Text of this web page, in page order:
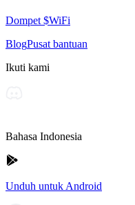
Dompet $WiFi
BlogPusat bantuan
Ikuti kami
Bahasa Indonesia
Unduh untuk Android